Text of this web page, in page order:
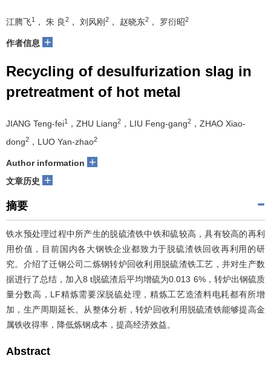
江腾飞1 ， 朱 良2 ， 刘风刚 2 ， 赵晓东2 ， 罗衍昭2
作者信息 +
Recycling of desulfurization slag in
pretreatment of hot metal
JIANG Teng-fei1 ，ZHU Liang2 ，LIU Feng-gang2 ，ZHAO Xiao-
dong2 ，LUO Yan-zhao2
Author information +
文章历史 +
摘要
铁水预处理过程中所产生的脱硫渣铁中铁和硫较高，具有较高的再利
用价值，目前国内各大钢铁企业都致力于脱硫渣铁回收再利用的研
究。介绍了迁钢公司二炼钢转炉回收利用脱硫渣铁工艺，并对生产数
据进行了总结，加入8 t脱硫渣后平均增硫为0.013 6%，转炉出钢硫质
量分数高，LF精炼需要深脱硫处理，精炼工艺造渣料电耗都有所增
加，生产周期延长。从整体分析，转炉回收利用脱硫渣铁能够提高金
属铁收得率，降低炼钢成本，提高经济效益。
Abstract